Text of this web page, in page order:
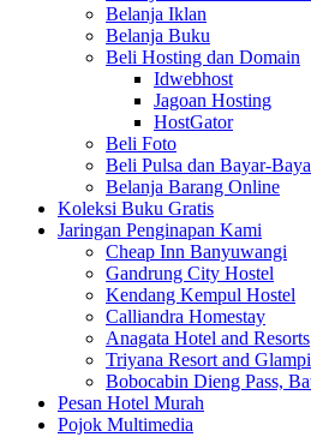
Belanja Iklan
Belanja Buku
Beli Hosting dan Domain
Idwebhost
Jagoan Hosting
HostGator
Beli Foto
Beli Pulsa dan Bayar-
Belanja Barang Online
Koleksi Buku Gratis
Jaringan Penginapan Kami
Cheap Inn Banyuwangi
Gandrung City Hostel
Kendang Kempul Hostel
Calliandra Homestay
Anagata Hotel and Resorts
Triyana Resort and
Bobocabin Dieng Pass,
Pesan Hotel Murah
Pojok Multimedia